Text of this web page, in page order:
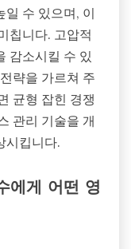
일 수 있으며, 이
칩니다. 고압적
감소시킬 수 있
략을 가르쳐 주
균형 잡힌 경쟁
관리 기술을 개
시킵니다.
에게 어떤 영